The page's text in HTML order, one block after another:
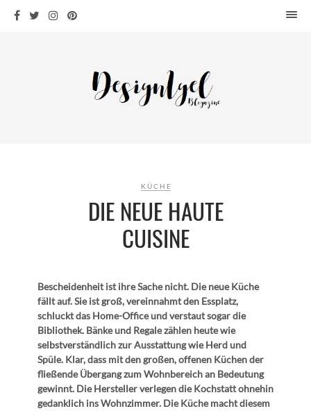
WOHNEN
KÜCHE
ARCHITEKTUR
KÜCHE
DIE NEUE HAUTE
CUISINE
Bescheidenheit ist ihre Sache nicht. Die neue Küche
fällt auf. Sie ist groß, vereinnahmt den Essplatz,
schluckt das Home-Office und verstaut sogar die
Bibliothek. Bänke und Regale zählen heute wie
selbstverständlich zur Ausstattung wie Herd und
Spüle. Klar, dass mit den großen, offenen Küchen der
fließende Übergang zum Wohnbereich an Bedeutung
gewinnt. Die Hersteller verlegen die Kochstatt ohnehin
gedanklich ins Wohnzimmer. Die Küche macht diesem